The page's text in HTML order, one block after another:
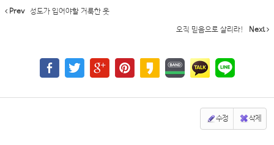
Prev 성도가 입어야할 거룩한 옷
오직 믿음으로 살리라! Next
수정 삭제